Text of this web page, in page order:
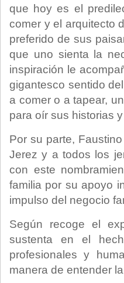
que hoy es el
comer y el arquitecto
preferido de sus
que uno sienta la
inspiración le
gigantesco sentido
a comer o a tapear,
para oír sus historias
Por su parte,
Jerez y a todos los
con este
familia por su apoyo
impulso del negocio
Según recoge el
sustenta en el
profesionales y
manera de entender